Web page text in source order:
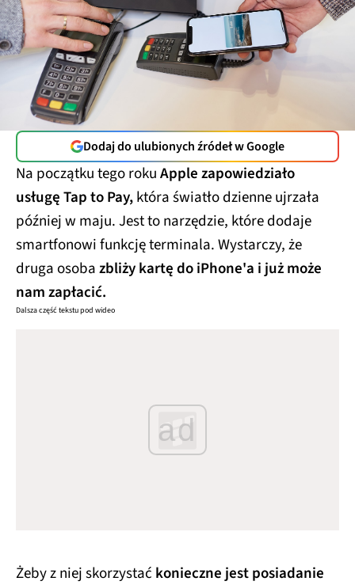
Dodaj do ulubionych źródeł w Google
Na początku tego rokuApple zapowiedziało
usługę Tap to Pay,która światło dzienne ujrzała
później w maju. Jest to narzędzie, które dodaje
smartfonowi funkcję terminala. Wystarczy, że
druga osobazbliży kartę do iPhone'a i już może
nam zapłacić.
Dalsza część tekstu pod wideo
ad
Żeby z niej skorzystać konieczne jest posiadanie